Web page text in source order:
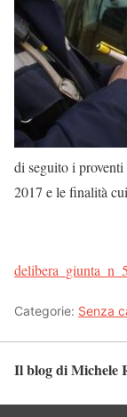
di seguito i
2017 e le finalità
Categorie: Senza
Il blog di Michele